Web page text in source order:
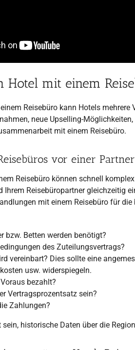
Hotel mit einem
Reisebüro kann Hotels
neue Upselling-
mit einem Reisebüro.
vor einer
Reisebüro können schnell
Ihrem Reisebüropartner gleichzeitig
mit einem Reisebüro für
bzw. Betten werden benötigt?
des Zuteilungsvertrags?
vereinbart? Dies sollte eine
usw. widerspiegeln.
bezahlt?
Vertragsprozentsatz sein?
Zahlungen?
historische Daten über die